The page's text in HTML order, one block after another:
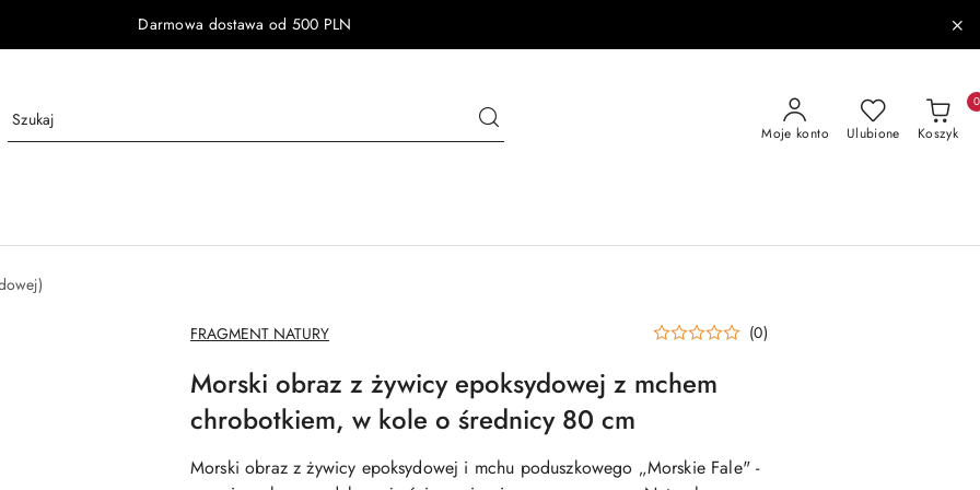
Darmowa dostawa od 500 PLN
Moje konto Ulubione Koszyk
0
NAZWA
PRODUCENTA:
FRAGMENT NATURY (0)
Morski obraz z żywicy epoksydowej z mchem
chrobotkiem, w kole o średnicy 80 cm
Morski obraz z żywicy epoksydowej i mchu poduszkowego „Morskie Fale"-